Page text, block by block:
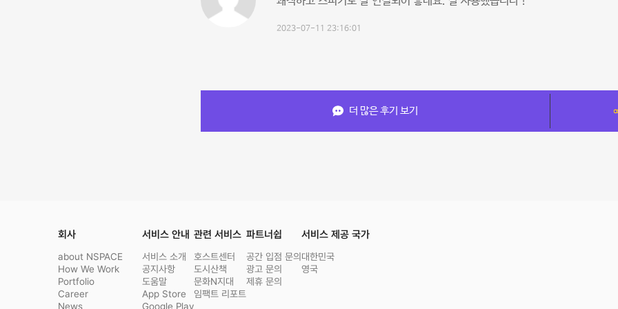
2023-07-11 23:16:01
더 많은 후기 보기
회사
about NSPACE
How We Work
Portfolio
Career
News
서비스 안내
서비스 소개
공지사항
도움말
App Store
Google Play
관련 서비스
호스트센터
도시산책
문화N지대
임팩트 리포트
파트너쉽
공간 입점 문의
광고 문의
제휴 문의
서비스 제공 국가
대한민국
영국